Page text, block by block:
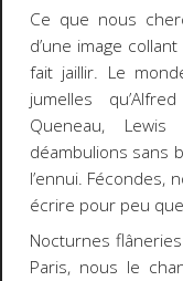
Ce que nous
d’une image
fait jaillir. Le
jumelles
Queneau,
déambulions sans
l’ennui. Fécondes,
écrire pour peu
Nocturnes
Paris, nous le